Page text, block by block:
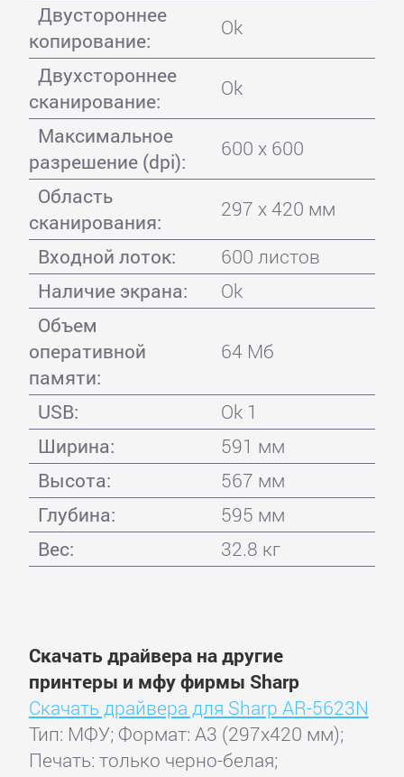
Двустороннее
копирование:
Ok
Двухстороннее
сканирование:
Ok
Максимальное
разрешение (dpi):
600 x 600
Область
сканирования:
297 x 420 мм
Входной лоток:
600 листов
Наличие экрана:
Ok
Объем
оперативной
памяти:
64 Мб
USB:
Ok 1
Ширина:
591 мм
Высота:
567 мм
Глубина:
595 мм
Вес:
32.8 кг
Скачать драйвера на другие
принтеры и мфу фирмы Sharp
Скачать драйвера для Sharp AR-5623N
Тип: МФУ; Формат: A3 (297x420 мм);
Печать: только черно-белая;